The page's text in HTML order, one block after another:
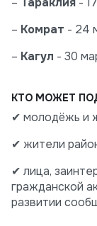
– Комрат - 24
– Кагул - 30
КТО МОЖЕТ
✔ молодёжь и
✔ жители
✔ лица,
гражданской
развитии